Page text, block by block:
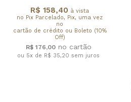
R$ 158,40 à vista
no Pix Parcelado, Pix, uma vez
no
cartão de crédito ou Boleto (10%
Off)
R$ 176,00
ou 5x de R$ 35,20 sem juros